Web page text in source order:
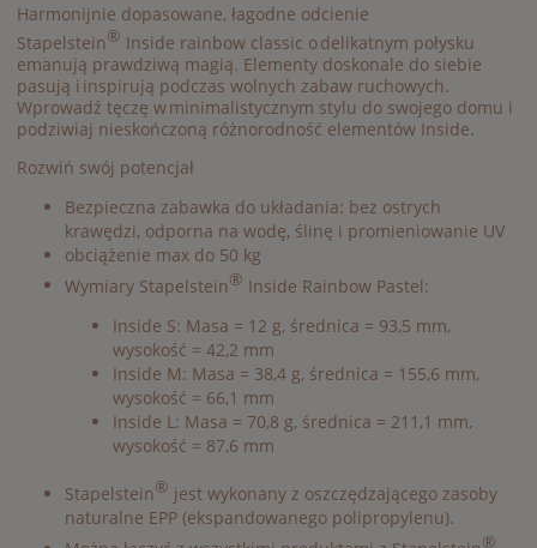
Harmonijnie dopasowane, łagodne odcienie
Stapelstein® Inside rainbow classic o delikatnym połysku
emanują prawdziwą magią. Elementy doskonale do siebie
pasują i inspirują podczas wolnych zabaw ruchowych.
Wprowadź tęczę w minimalistycznym stylu do swojego domu i
podziwiaj nieskończoną różnorodność elementów Inside.
Rozwiń swój potencjał
Bezpieczna zabawka do układania: bez ostrych
krawędzi, odporna na wodę, ślinę i promieniowanie UV
obciążenie max do 50 kg
Wymiary Stapelstein® Inside Rainbow Pastel:
Inside S: Masa = 12 g, średnica = 93,5 mm,
wysokość = 42,2 mm
Inside M: Masa = 38,4 g, średnica = 155,6 mm,
wysokość = 66,1 mm
Inside L: Masa = 70,8 g, średnica = 211,1 mm,
wysokość = 87,6 mm
Stapelstein® jest wykonany z oszczędzającego zasoby
naturalne EPP (ekspandowanego polipropylenu).
®